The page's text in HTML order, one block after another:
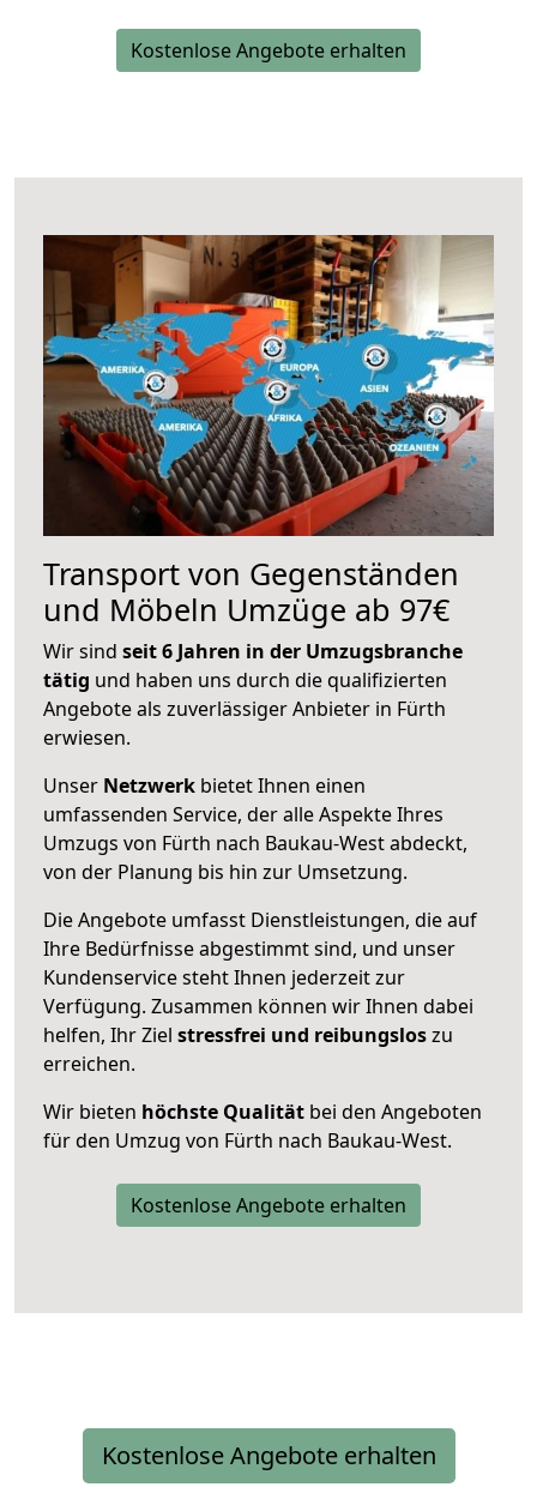
Kostenlose Angebote erhalten
Transport von Gegenständen
und Möbeln Umzüge ab 97€
Wir sind seit 6 Jahren in der Umzugsbranche
tätig und haben uns durch die qualifizierten
Angebote als zuverlässiger Anbieter in Fürth
erwiesen.
Unser Netzwerk bietet Ihnen einen
umfassenden Service, der alle Aspekte Ihres
Umzugs von Fürth nach Baukau-West abdeckt,
von der Planung bis hin zur Umsetzung.
Die Angebote umfasst Dienstleistungen, die auf
Ihre Bedürfnisse abgestimmt sind, und unser
Kundenservice steht Ihnen jederzeit zur
Verfügung. Zusammen können wir Ihnen dabei
helfen, Ihr Ziel stressfrei und reibungsloszu
erreichen.
Wir bieten höchste Qualität bei den Angeboten
für den Umzug von Fürth nach Baukau-West.
Kostenlose Angebote erhalten
Kostenlose Angebote erhalten